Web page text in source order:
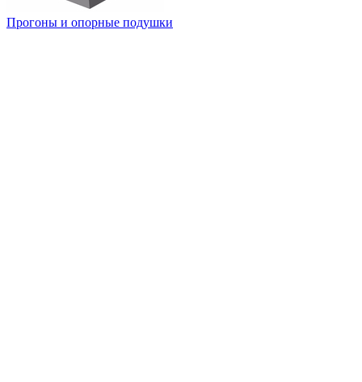
Прогоны и опорные подушки